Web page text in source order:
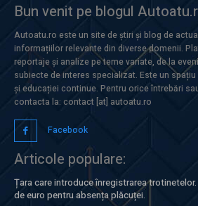
Bun venit pe blogul
Autoatu.ro este un site de știri și blog de
informațiilor relevante din diverse domenii.
reportaje și analize pe teme variate, de la
subiecte de interes specializat. Este un
și educației continue. Pentru orice întrebări
contacta la: contact [at] autoatu.ro
Facebook
Articole populare:
Țara care introduce înregistrarea
de euro pentru absența plăcuței.